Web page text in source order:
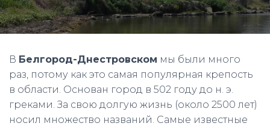
Г
А
В Белгород-Днестровском мы были много
раз, потому как это самая популярная крепость
в области. Основан город в 502 году до н. э.
греками. За свою долгую жизнь (около 2500 лет)
носил множество названий. Самые известные